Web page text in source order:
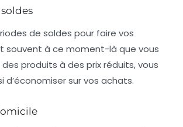
de soldes pour faire vos
souvent à ce moment-là que vous
produits à des prix réduits, vous
sur vos achats.